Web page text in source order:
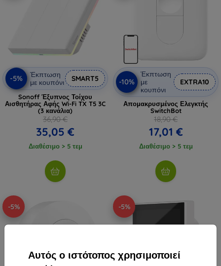
Αυτός ο ιστότοπος χρησιμοποιεί
-5%
Έκπτωση
με κουπόνι
SMART5
Sonoff Έξυπνος Τοίχου
Αισθητήρας Αφής Wi-Fi TX T5 3C
(3 κανάλια)
36,90 €
35,05 €
Διαθέσιμο > 5 τεμ
-10%
Έκπτωση
με
κουπόνι
EXTRA10
Απομακρυσμένος Ελεγκτής
SwitchBot
18,90 €
17,01 €
Διαθέσιμο > 5 τεμ
-5% -5%